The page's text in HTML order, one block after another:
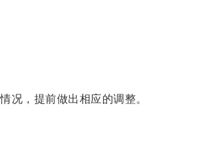
，提前做出相应的调整。